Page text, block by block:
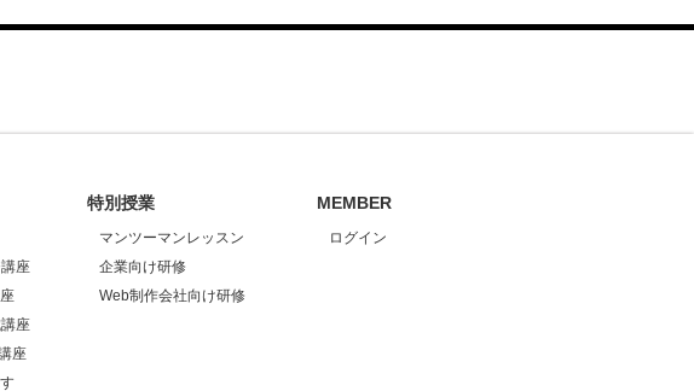
座
座
座
特別授業
マンツーマンレッスン
企業向け研修
Web制作会社向け研修
MEMBER
ログイン